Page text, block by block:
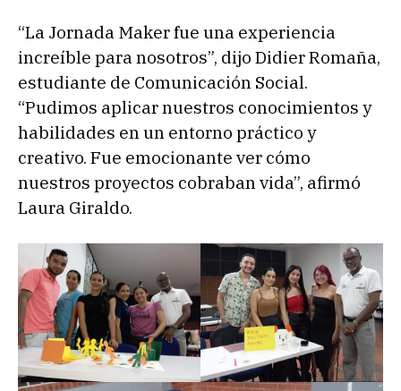
“La Jornada Maker fue una experiencia
increíble para nosotros”, dijo Didier Romaña,
estudiante de Comunicación Social.
“Pudimos aplicar nuestros conocimientos y
habilidades en un entorno práctico y
creativo. Fue emocionante ver cómo
nuestros proyectos cobraban vida”, afirmó
Laura Giraldo.